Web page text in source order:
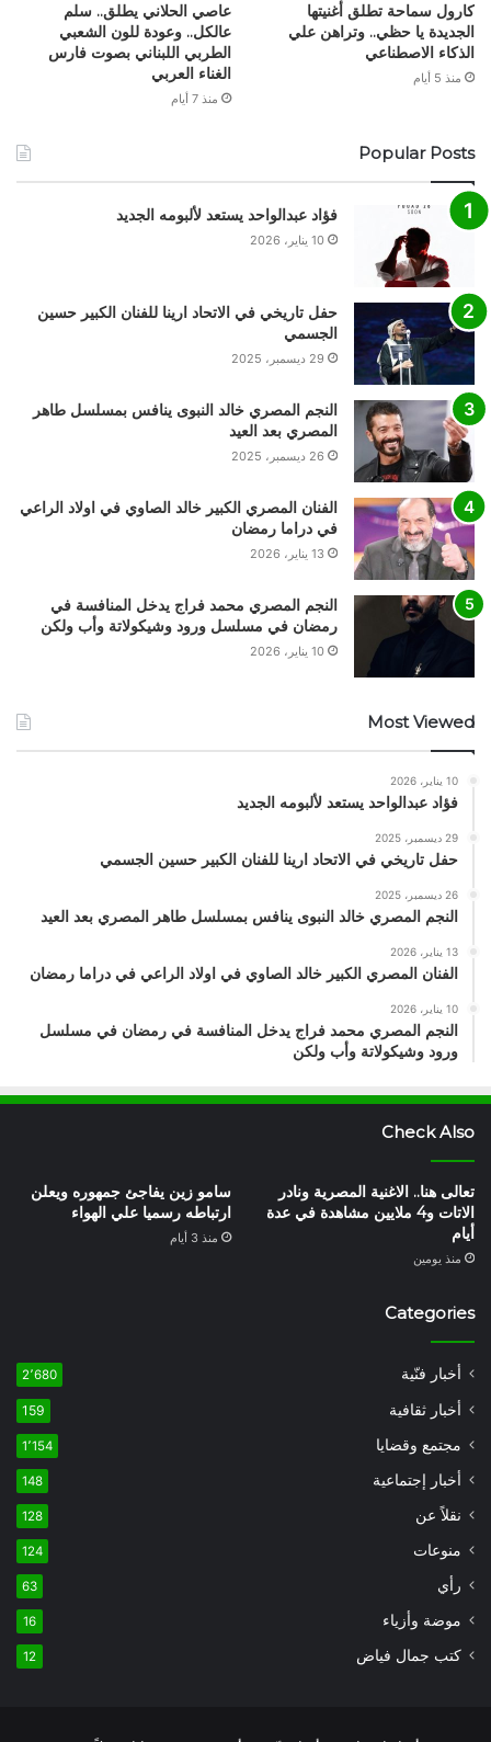
كارول سماحة تطلق أغنيتها
الجديدة يا حظي.. وتراهن علي
الذكاء الاصطناعي
منذ 5 أيام
عاصي الحلاني يطلق.. سلم
عالكل.. وعودة للون الشعبي
الطربي اللبناني بصوت فارس
الغناء العربي
منذ 7 أيام
Popular Posts
فؤاد عبدالواحد يستعد لألبومه الجديد
10 يناير، 2026
حفل تاريخي في الاتحاد ارينا للفنان الكبير حسين
الجسمي
29 ديسمبر، 2025
النجم المصري خالد النبوى ينافس بمسلسل طاهر
المصري بعد العيد
26 ديسمبر، 2025
الفنان المصري الكبير خالد الصاوي في اولاد الراعي
في دراما رمضان
13 يناير، 2026
النجم المصري محمد فراج يدخل المنافسة في
رمضان في مسلسل ورود وشيكولاتة وأب ولكن
10 يناير، 2026
Most Viewed
10 يناير، 2026
فؤاد عبدالواحد يستعد لألبومه الجديد
29 ديسمبر، 2025
حفل تاريخي في الاتحاد ارينا للفنان الكبير حسين الجسمي
26 ديسمبر، 2025
النجم المصري خالد النبوى ينافس بمسلسل طاهر المصري بعد العيد
13 يناير، 2026
الفنان المصري الكبير خالد الصاوي في اولاد الراعي في دراما رمضان
10 يناير، 2026
النجم المصري محمد فراج يدخل المنافسة في رمضان في مسلسل
ورود وشيكولاتة وأب ولكن
Check Also
تعالى هنا.. الاغنية المصرية ونادر
الاتات و4 ملايين مشاهدة في عدة
أيام
منذ يومين
سامو زين يفاجئ جمهوره ويعلن
ارتباطه رسميا علي الهواء
منذ 3 أيام
Categories
أخبار فنّية 2٬680
أخبار ثقافية 159
مجتمع وقضايا 1٬154
أخبار إجتماعية 148
نقلاً عن 128
منوعات 124
رأي 63
موضة وأزياء 16
كتب جمال فياض 12